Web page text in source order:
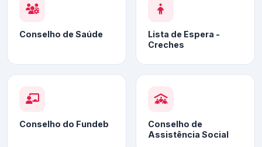
Conselho de Saúde
Lista de Espera -
Creches
Conselho do Fundeb
Conselho de
Assistência Social